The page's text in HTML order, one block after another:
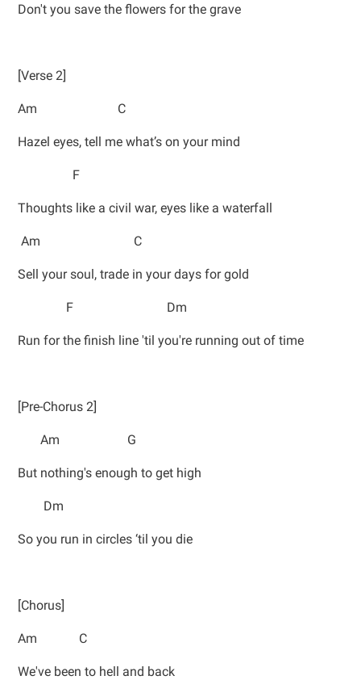
Don't you save the flowers for the grave
[Verse 2]
Am C
Hazel eyes, tell me what’s on your mind
F
Thoughts like a civil war, eyes like a waterfall
Am C
Sell your soul, trade in your days for gold
F Dm
Run for the finish line 'til you're running out of time
[Pre-Chorus 2]
Am G
But nothing's enough to get high
Dm
So you run in circles ‘til you die
[Chorus]
Am C
We've been to hell and back